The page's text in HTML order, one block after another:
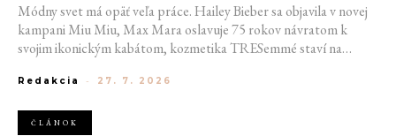
Módny svet má opäť veľa práce. Hailey Bieber sa objavila v novej
kampani Miu Miu, Max Mara oslavuje 75 rokov návratom k
svojim ikonickým kabátom, kozmetika TRESemmé staví na
a v San Franciscu pripravujú prvú veľkú americkú retrospektívu
Redakcia - 27. 7. 2026
ČLÁNOK